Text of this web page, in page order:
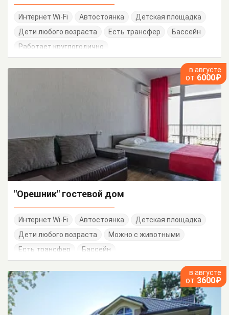
Интернет Wi-Fi Автостоянка
Детская площадка
Дети любого возраста
Есть трансфер
Бассейн
Работает круглогодично
в августе
от 6000₽
"Орешник" гостевой дом
Интернет Wi-Fi Автостоянка
Детская площадка
Дети любого возраста
Можно с животными
Есть трансфер
Бассейн
в августе
от 3600₽